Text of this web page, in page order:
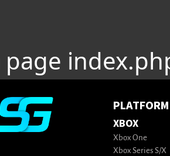
XBOX
Xbox One
Xbox Series S/X